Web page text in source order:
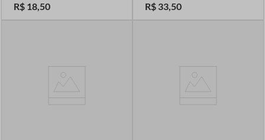
R$ 18,50 R$ 33,50